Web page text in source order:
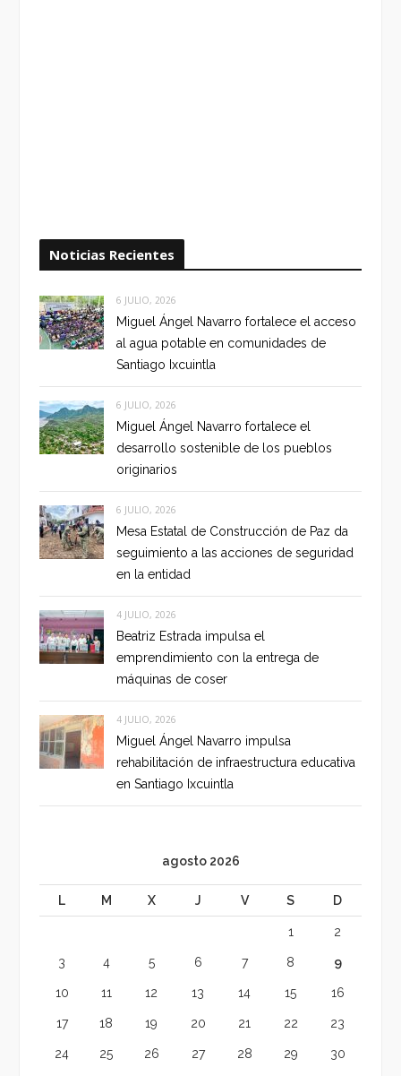
Noticias Recientes
6 JULIO, 2026
Miguel Ángel Navarro fortalece el acceso
al agua potable en comunidades de
Santiago Ixcuintla
6 JULIO, 2026
Miguel Ángel Navarro fortalece el
desarrollo sostenible de los pueblos
originarios
6 JULIO, 2026
Mesa Estatal de Construcción de Paz da
seguimiento a las acciones de seguridad
en la entidad
4 JULIO, 2026
Beatriz Estrada impulsa el
emprendimiento con la entrega de
máquinas de coser
4 JULIO, 2026
Miguel Ángel Navarro impulsa
rehabilitación de infraestructura educativa
en Santiago Ixcuintla
agosto 2026
L M X J V S D
1 2
3 4 5 6 7 8 9
10 11 12 13 14 15 16
17 18 19 20 21 22 23
24 25 26 27 28 29 30